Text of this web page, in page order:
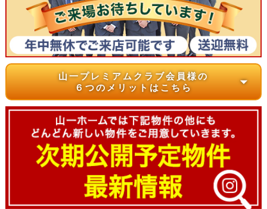
山一プレミアムクラブ会員様の
６つのメリットはこちら
arrow_drop_down